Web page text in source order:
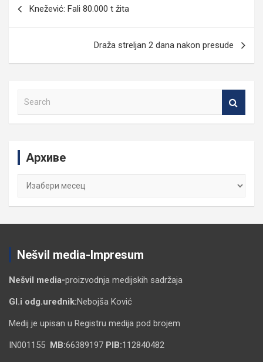
Knežević: Fali 80.000 t žita
Draža streljan 2 dana nakon presude
Архиве
Архиве
Nešvil media-Impresum
Nešvil media-proizvodnja medijskih sadržaja
Gl.i odg.urednik:Nebojša Ković
Medij je upisan u Registru medija pod brojem
IN001155 MB:66389197 PIB:112840482